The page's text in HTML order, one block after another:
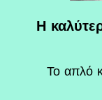
Η
Το απλό